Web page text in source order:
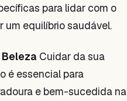
para lidar com o
um equilíbrio saudável.
Cuidar da sua
é essencial para
e bem-sucedida na